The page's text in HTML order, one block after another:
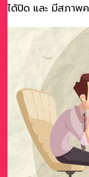
ได้ปิด และ มีสภาพ